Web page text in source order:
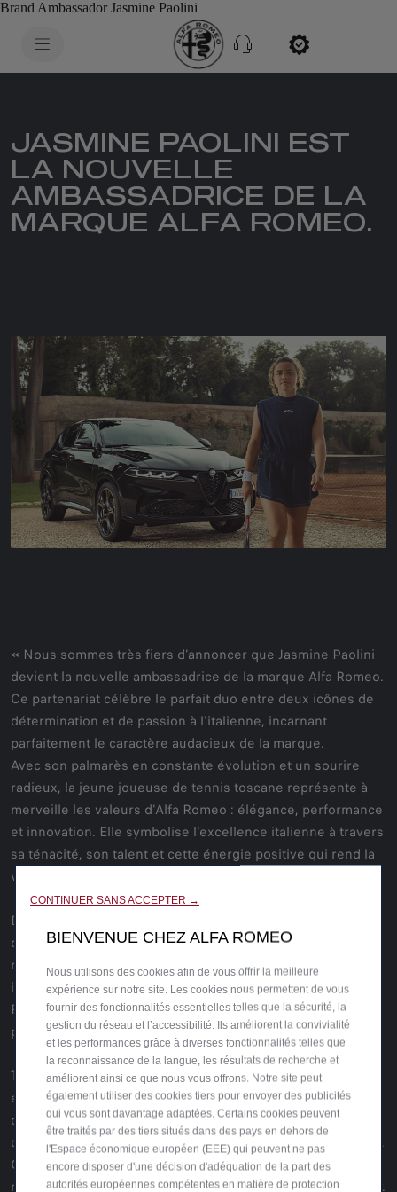
Brand Ambassador Jasmine Paolini
JASMINE PAOLINI EST
LA NOUVELLE
AMBASSADRICE DE LA
MARQUE ALFA ROMEO.
« Nous sommes très fiers d'annoncer que Jasmine Paolini
devient la nouvelle ambassadrice de la marque Alfa Romeo.
Ce partenariat célèbre le parfait duo entre deux icônes de
détermination et de passion à l'italienne, incarnant
parfaitement le caractère audacieux de la marque.
Avec son palmarès en constante évolution et un sourire
radieux, la jeune joueuse de tennis toscane représente à
merveille les valeurs d'Alfa Romeo : élégance, performance
et innovation. Elle symbolise l'excellence italienne à travers
sa ténacité, son talent et cette énergie positive qui rend la
vie plus belle et plus agréable.
Dans les mois à venir, Jasmine Paolini sera au cœur de
diverses initiatives de communication d'Alfa Romeo,
représentant la marque lors d'événements nationaux et
internationaux. Elle contribuera à renforcer l’image d’Alfa
Romeo comme un symbole du style italien et de la
performance exaltante sur la scène mondiale.
Tout comme chaque modèle Alfa Romeo est conçu pour
exceller dans tous les contextes, Jasmine aborde chaque
défi avec un style distinctif et une détermination sans
compromis, lui permettant de surmonter tous les obstacles.
Grâce à sa passion, elle crée des émotions uniques qui
résonnent profondément auprès du public du monde entier.
CONTINUER SANS ACCEPTER →
BIENVENUE CHEZ ALFA ROMEO
Nous utilisons des cookies afin de vous offrir la meilleure
expérience sur notre site. Les cookies nous permettent de vous
fournir des fonctionnalités essentielles telles que la sécurité, la
gestion du réseau et l’accessibilité. Ils améliorent la convivialité
et les performances grâce à diverses fonctionnalités telles que
la reconnaissance de la langue, les résultats de recherche et
améliorent ainsi ce que nous vous offrons. Notre site peut
également utiliser des cookies tiers pour envoyer des publicités
qui vous sont davantage adaptées. Certains cookies peuvent
être traités par des tiers situés dans des pays en dehors de
l'Espace économique européen (EEE) qui peuvent ne pas
encore disposer d'une décision d'adéquation de la part des
autorités européennes compétentes en matière de protection